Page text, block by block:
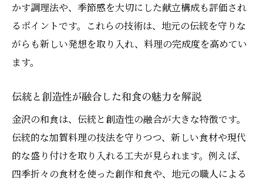
かす調理法や、季節感を大切にした献立構成も評価され
るポイントです。これらの技術は、地元の伝統を守りな
がらも新しい発想を取り入れ、料理の完成度を高めてい
ます。
伝統と創造性が融合した和食の魅力を解説
金沢の和食は、伝統と創造性の融合が大きな特徴です。
伝統的な加賀料理の技法を守りつつ、新しい食材や現代
的な盛り付けを取り入れる工夫が見られます。例えば、
四季折々の食材を使った創作和食や、地元の職人による